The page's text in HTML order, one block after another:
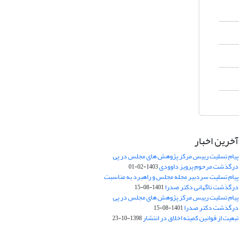
آخرین اخبار
پیام تسلیت رییس مرکز پژوهش های مجلس در پی
درگذشت مرحوم پرویز داوودی1403-02-01
پیام تسلیت سردبیر مجله مجلس و راهبرد به مناسبت
درگذشت ناگهانی دکتر صدرا1401-08-15
پیام تسلیت رییس مرکز پژوهش های مجلس در پی
درگذشت دکتر صدرا1401-08-15
تبعیت از قوانین کمیته اخلاق در انتشار1398-10-23